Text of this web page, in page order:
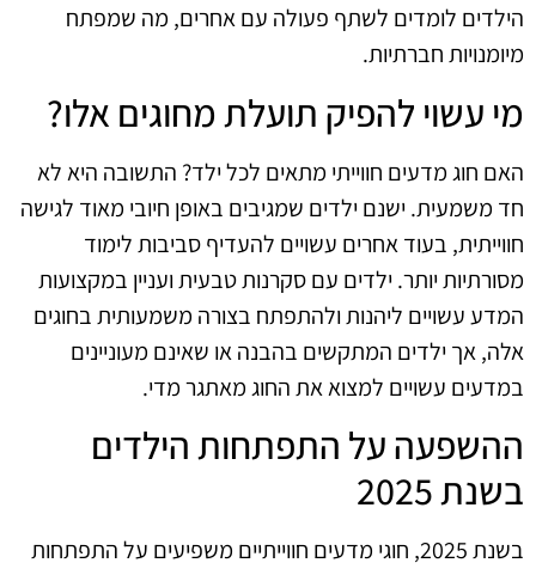
הילדים לומדים לשתף פעולה עם אחרים, מה שמפתח
מיומנויות חברתיות.
מי עשוי להפיק תועלת מחוגים אלו?
האם חוג מדעים חווייתי מתאים לכל ילד? התשובה היא לא
חד משמעית. ישנם ילדים שמגיבים באופן חיובי מאוד לגישה
חווייתית, בעוד אחרים עשויים להעדיף סביבות לימוד
מסורתיות יותר. ילדים עם סקרנות טבעית ועניין במקצועות
המדע עשויים ליהנות ולהתפתח בצורה משמעותית בחוגים
אלה, אך ילדים המתקשים בהבנה או שאינם מעוניינים
במדעים עשויים למצוא את החוג מאתגר מדי.
ההשפעה על התפתחות הילדים
בשנת 2025
בשנת 2025, חוגי מדעים חווייתיים משפיעים על התפתחות